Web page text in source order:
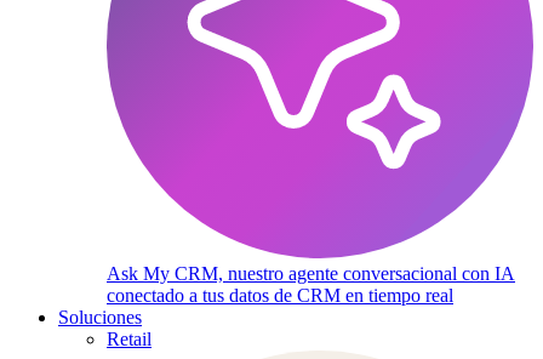
Ask My CRM, nuestro agente conversacional con IA
conectado a tus datos de CRM en tiempo real
Soluciones
Retail